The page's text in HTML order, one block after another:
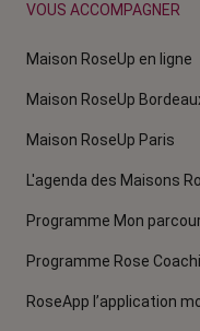
VOUS ACCOMPAGNER
Maison RoseUp en ligne
Maison RoseUp
Maison RoseUp Paris
L'agenda des Maisons
Programme Mon
Programme Rose
RoseApp l’application